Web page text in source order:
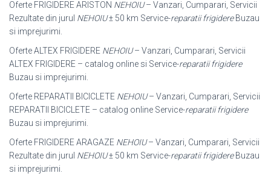
Oferte FRIGIDERE ARISTON NEHOIU– Vanzari, Cumparari, Servicii
Rezultate din jurul NEHOIU± 50 km Service-reparatii frigidereBuzau
si imprejurimi.
Oferte ALTEX FRIGIDERE NEHOIU– Vanzari, Cumparari, Servicii
ALTEX FRIGIDERE – catalog online si Service-reparatii frigidere
Buzau si imprejurimi.
Oferte REPARATII BICICLETE NEHOIU– Vanzari, Cumparari, Servicii
REPARATII BICICLETE – catalog online Service-reparatii frigidere
Buzau si imprejurimi.
Oferte FRIGIDERE ARAGAZE NEHOIU– Vanzari, Cumparari, Servicii
Rezultate din jurul NEHOIU± 50 km Service-reparatii frigidereBuzau
si imprejurimi.